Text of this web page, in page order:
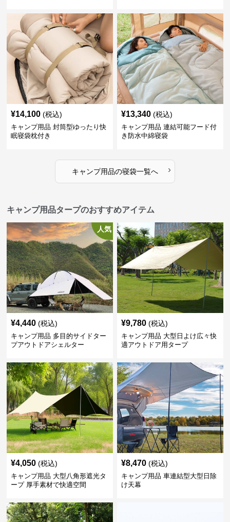
¥14,100 (税込)
キャンプ用品 封筒型ゆったり快
眠寝袋枕付き
¥13,340 (税込)
キャンプ用品 連結可能フード付
き防水中綿寝袋
キャンプ用品の寝袋一覧へ ›
キャンプ用品タープのおすすめアイテム
人気
¥4,440 (税込)
キャンプ用品 多目的サイドター
プアウトドアシェルター
¥9,780 (税込)
キャンプ用品 大型日よけ広々快
適アウトドア用タープ
¥4,050 (税込)
キャンプ用品 大型八角形遮光タ
ープ 厚手素材で快適空間
¥8,470 (税込)
キャンプ用品 車連結型大型日除
け天幕